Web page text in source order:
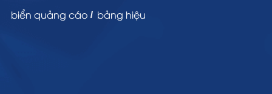
biển quảng cáo
bảng hiệu